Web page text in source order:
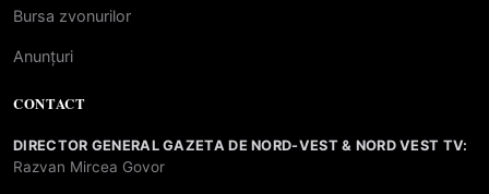
Bursa zvonurilor
Anunțuri
CONTACT
DIRECTOR GENERAL GAZETA DE NORD-VEST & NORD VEST TV:
Razvan Mircea Govor